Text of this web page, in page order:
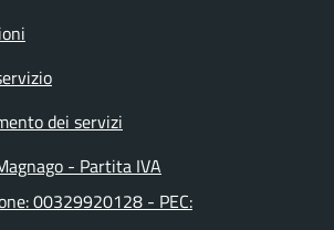
dei servizi
- Partita IVA
00329920128 - PEC: